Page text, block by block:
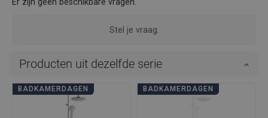
Er zijn geen beschikbare vragen.
Stel je vraag.
Producten uit dezelfde serie
BADKAMERDAGEN BADKAMERDAGEN